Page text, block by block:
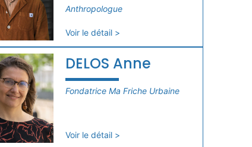
Anthropologue
Voir le détail >
DELOS Anne
Fondatrice Ma Friche Urbaine
Voir le détail >